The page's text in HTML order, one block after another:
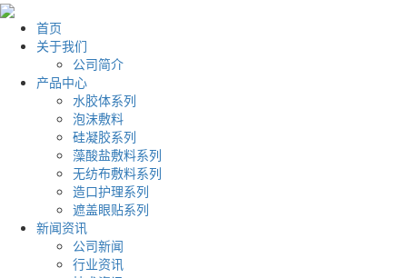
首页
关于我们
公司简介
产品中心
水胶体系列
泡沫敷料
硅凝胶系列
藻酸盐敷料系列
无纺布敷料系列
造口护理系列
遮盖眼贴系列
新闻资讯
公司新闻
行业资讯